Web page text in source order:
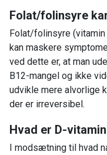
Folat/folinsyre
Folat/folinsyre
kan maskere
ved dette er, at man
B12-mangel og ikke
udvikle mere alvorlige
der er irreversibel.
Hvad er D-
I modsætning til hvad